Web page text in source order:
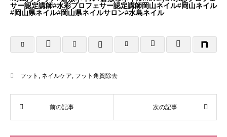
サー認定講師#水彩プロフェサー認定講師岡山ネイル#岡山ネイル
#岡山県ネイル#岡山県ネイルサロン#水島ネイル
フット , ネイルケア, フット角質除去